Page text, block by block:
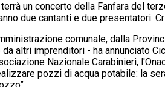
un concerto della Fanfara del
due cantanti e due presentatori:
comunale, dalla
altri imprenditori - ha annunciato
Nazionale Carabinieri,
pozzi di acqua potabile: la